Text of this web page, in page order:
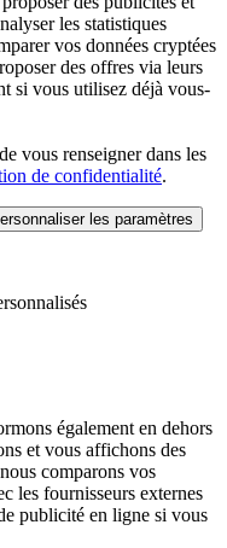
les statistiques
vos données cryptées
des offres via leurs
si vous utilisez déjà vous-
vous renseigner dans les
de confidentialité.
les paramètres
également en dehors
et vous affichons des
comparons vos
les fournisseurs externes
publicité en ligne si vous